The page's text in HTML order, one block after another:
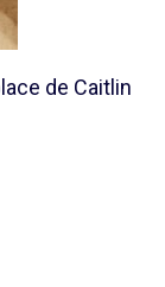
de Caitlin